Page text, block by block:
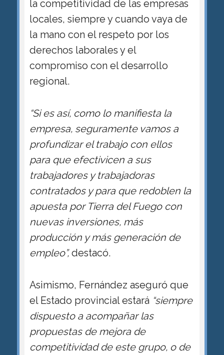
la competitividad de las empresas
locales, siempre y cuando vaya de
la mano con el respeto por los
derechos laborales y el
compromiso con el desarrollo
regional.
“Si es así, como lo manifiesta la
empresa, seguramente vamos a
profundizar el trabajo con ellos
para que efectivicen a sus
trabajadores y trabajadoras
contratados y para que redoblen la
apuesta por Tierra del Fuego con
nuevas inversiones, más
producción y más generación de
empleo”,destacó.
Asimismo, Fernández aseguró que
el Estado provincial estará “siempre
dispuesto a acompañar las
propuestas de mejora de
competitividad de este grupo, o de